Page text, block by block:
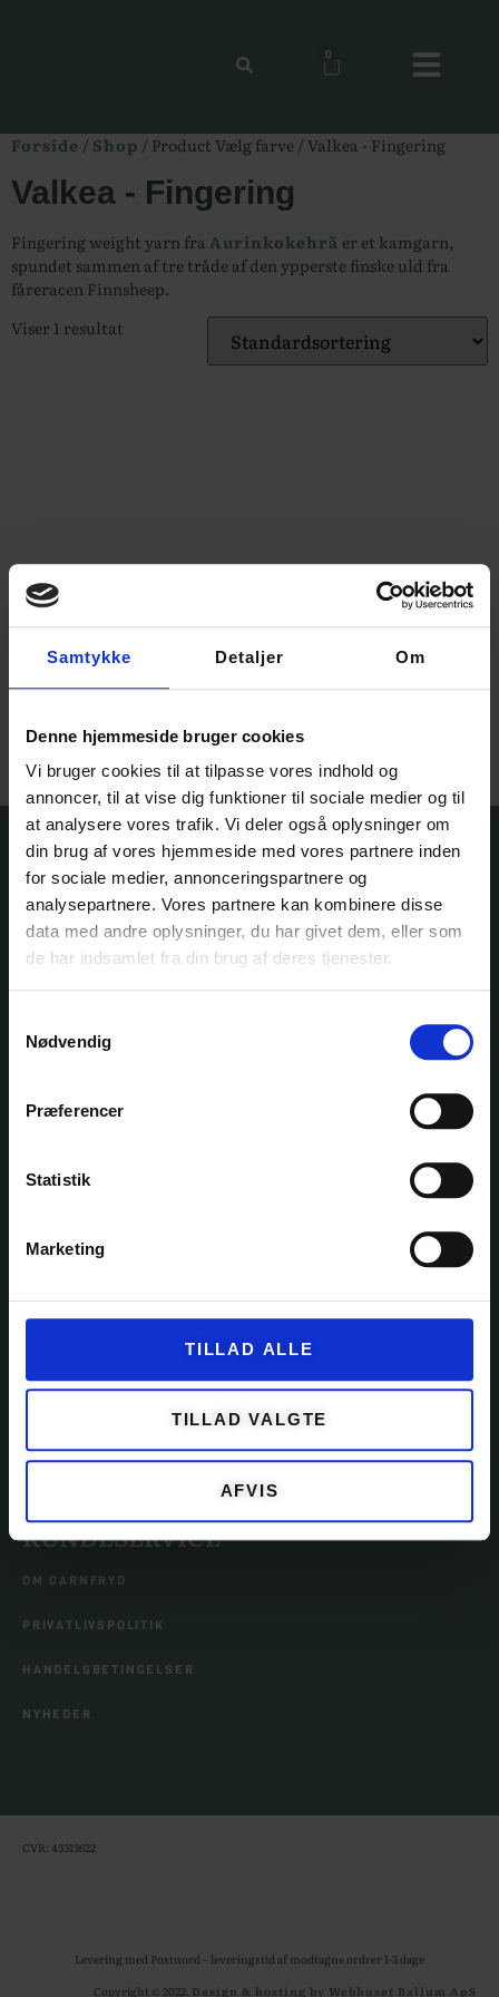
Samtykke Detaljer Om
Denne hjemmeside bruger cookies
Vi bruger cookies til at tilpasse vores indhold og
annoncer, til at vise dig funktioner til sociale medier og til
at analysere vores trafik. Vi deler også oplysninger om
din brug af vores hjemmeside med vores partnere inden
for sociale medier, annonceringspartnere og
analysepartnere. Vores partnere kan kombinere disse
data med andre oplysninger, du har givet dem, eller som
de har indsamlet fra din brug af deres tjenester.
Nødvendig
Præferencer
Statistik
Marketing
TILLAD ALLE
TILLAD VALGTE
AFVIS
0
Forside / Shop / Product Vælg farve / Valkea - Fingering
Valkea - Fingering
Fingering weight yarn fra Aurinkokehrä er et kamgarn,
spundet sammen af tre tråde af den ypperste finske uld fra
fåreracen Finnsheep.
Viser 1 resultat
Aurinkokehrä
175,00kr.–210,00kr.
Vælg muligheder
2630 Taastrup
KATEGORIER
KITS
TILBEHØR
KUNDESERVICE
OM GARNFRYD
PRIVATLIVSPOLITIK
HANDELSBETINGELSER
NYHEDER
CVR: 43313622
Levering med Postnord – leveringstid af modtagne ordrer 1-3 dage
Copyright © 2022. Design & hosting by Webhuset Ballum ApS